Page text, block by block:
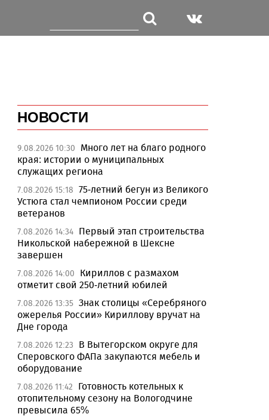
НОВОСТИ
9.08.2026 10:30
Много лет на благо родного
края: истории о муниципальных
служащих региона
7.08.2026 15:18 75-летний бегун из Великого
Устюга стал чемпионом России среди
ветеранов
7.08.2026 14:34 Первый этап строительства
Никольской набережной в Шексне
завершен
7.08.2026 14:00
Кириллов с размахом
отметит свой 250-летний юбилей
7.08.2026 13:35 Знак столицы «Серебряного
ожерелья России» Кириллову вручат на
Дне города
7.08.2026 12:23
В Вытегорском округе для
Сперовского ФАПа закупаются мебель и
оборудование
7.08.2026 11:42
Готовность котельных к
отопительному сезону на Вологодчине
превысила 65%